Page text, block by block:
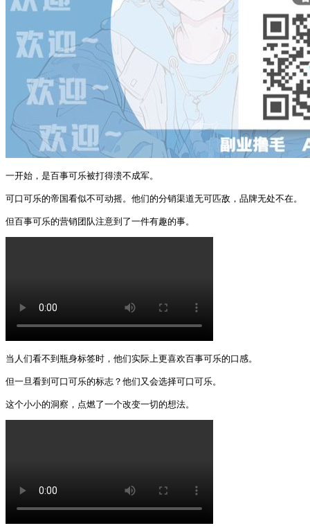
一开始，是百事可乐被打得溃不成军。
可口可乐的帝国看似不可动摇。他们的分销渠道无可匹敌，品牌无处不在。
但百事可乐的营销团队注意到了一件有趣的事。
当人们看不到瓶身标签时，他们实际上更喜欢百事可乐的口感。
但一旦看到可口可乐的标志？他们又会选择可口可乐。
这个小小的洞察，点燃了一个改变一切的想法。